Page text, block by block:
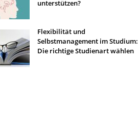
unterstützen?
Flexibilität und
Selbstmanagement im Studium:
Die richtige Studienart wählen